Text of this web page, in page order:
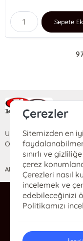
Sepete
Ra
Uzun Sokak Saray
Ortahisar/TRABZON
ANASAYFA YARDIM
Çerezler
Sitemizden en
sınırlı ve
çerez
Çerezleri nasıl
incelemek ve
edebileceğinizi
Politikamızı